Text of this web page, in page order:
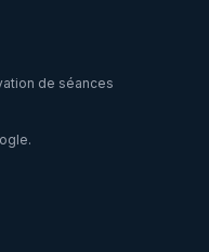
de séances